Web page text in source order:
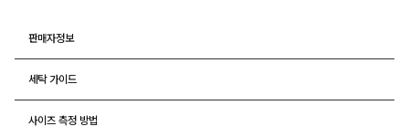
판매자정보
세탁 가이드
사이즈 측정 방법